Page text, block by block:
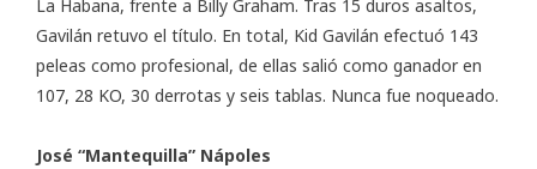
La Habana, frente a Billy Graham. Tras 15 duros asaltos,
Gavilán retuvo el título. En total, Kid Gavilán efectuó 143
peleas como profesional, de ellas salió como ganador en
107, 28 KO, 30 derrotas y seis tablas. Nunca fue noqueado.
José “Mantequilla” Nápoles